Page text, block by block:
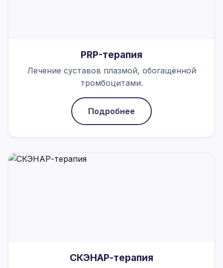
PRP-терапия
Лечение суставов плазмой, обогащённой
тромбоцитами.
Подробнее
СКЭНАР-терапия